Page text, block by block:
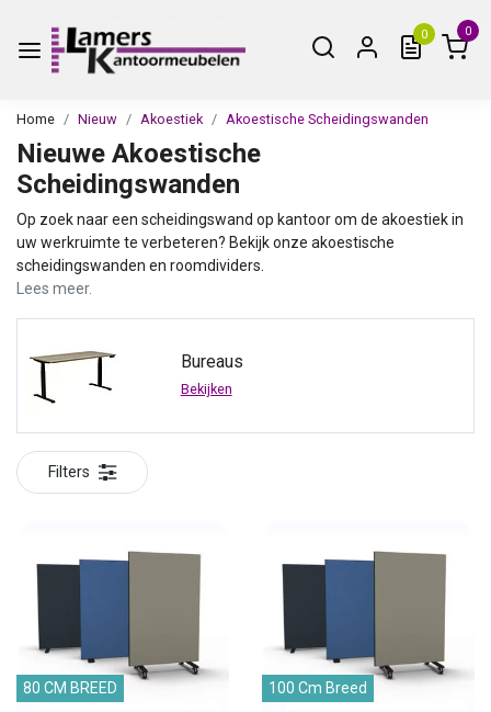
0 0
Home Nieuw Akoestiek Akoestische Scheidingswanden
Nieuwe Akoestische
Scheidingswanden
Op zoek naar een scheidingswand op kantoor om de akoestiek in
uw werkruimte te verbeteren? Bekijk onze akoestische
scheidingswanden en roomdividers.
Lees meer.
Bureaus
Bekijken
Filters
80 CM BREED 100 Cm Breed